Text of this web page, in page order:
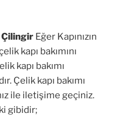
Çilingir Eğer Kapınızın
kapı bakımını
kapı bakımı
Çelik kapı bakımı
ile iletişime geçiniz.
gibidir;